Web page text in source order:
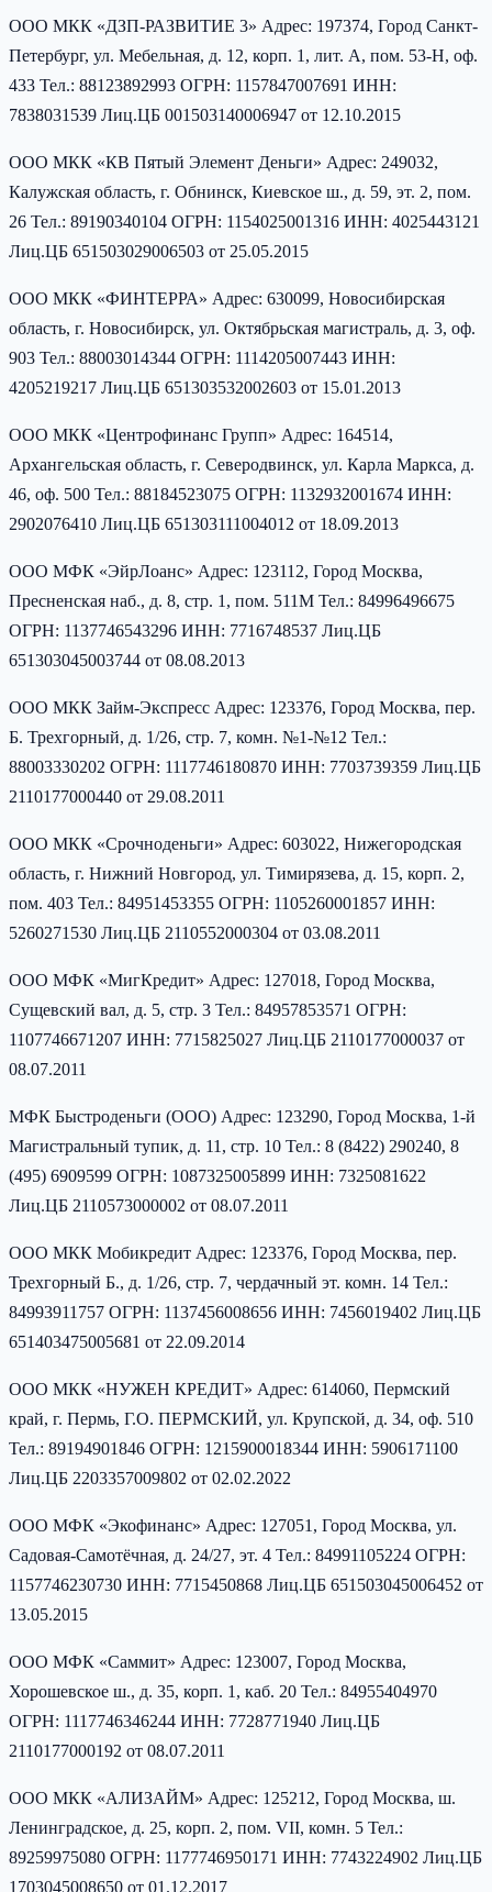
ООО МКК «ДЗП-РАЗВИТИЕ 3» Адрес: 197374, Город Санкт-
Петербург, ул. Мебельная, д. 12, корп. 1, лит. А, пом. 53-Н, оф.
433 Тел.: 88123892993 ОГРН: 1157847007691 ИНН:
7838031539 Лиц.ЦБ 001503140006947 от 12.10.2015
ООО МКК «КВ Пятый Элемент Деньги» Адрес: 249032,
Калужская область, г. Обнинск, Киевское ш., д. 59, эт. 2, пом.
26 Тел.: 89190340104 ОГРН: 1154025001316 ИНН: 4025443121
Лиц.ЦБ 651503029006503 от 25.05.2015
ООО МКК «ФИНТЕРРА» Адрес: 630099, Новосибирская
область, г. Новосибирск, ул. Октябрьская магистраль, д. 3, оф.
903 Тел.: 88003014344 ОГРН: 1114205007443 ИНН:
4205219217 Лиц.ЦБ 651303532002603 от 15.01.2013
ООО МКК «Центрофинанс Групп» Адрес: 164514,
Архангельская область, г. Северодвинск, ул. Карла Маркса, д.
46, оф. 500 Тел.: 88184523075 ОГРН: 1132932001674 ИНН:
2902076410 Лиц.ЦБ 651303111004012 от 18.09.2013
ООО МФК «ЭйрЛоанс» Адрес: 123112, Город Москва,
Пресненская наб., д. 8, стр. 1, пом. 511М Тел.: 84996496675
ОГРН: 1137746543296 ИНН: 7716748537 Лиц.ЦБ
651303045003744 от 08.08.2013
ООО МКК Займ-Экспресс Адрес: 123376, Город Москва, пер.
Б. Трехгорный, д. 1/26, стр. 7, комн. №1-№12 Тел.:
88003330202 ОГРН: 1117746180870 ИНН: 7703739359 Лиц.ЦБ
2110177000440 от 29.08.2011
ООО МКК «Срочноденьги» Адрес: 603022, Нижегородская
область, г. Нижний Новгород, ул. Тимирязева, д. 15, корп. 2,
пом. 403 Тел.: 84951453355 ОГРН: 1105260001857 ИНН:
5260271530 Лиц.ЦБ 2110552000304 от 03.08.2011
ООО МФК «МигКредит» Адрес: 127018, Город Москва,
Сущевский вал, д. 5, стр. 3 Тел.: 84957853571 ОГРН:
1107746671207 ИНН: 7715825027 Лиц.ЦБ 2110177000037 от
08.07.2011
МФК Быстроденьги (ООО) Адрес: 123290, Город Москва, 1-й
Магистральный тупик, д. 11, стр. 10 Тел.: 8 (8422) 290240, 8
(495) 6909599 ОГРН: 1087325005899 ИНН: 7325081622
Лиц.ЦБ 2110573000002 от 08.07.2011
ООО МКК Мобикредит Адрес: 123376, Город Москва, пер.
Трехгорный Б., д. 1/26, стр. 7, чердачный эт. комн. 14 Тел.:
84993911757 ОГРН: 1137456008656 ИНН: 7456019402 Лиц.ЦБ
651403475005681 от 22.09.2014
ООО МКК «НУЖЕН КРЕДИТ» Адрес: 614060, Пермский
край, г. Пермь, Г.О. ПЕРМСКИЙ, ул. Крупской, д. 34, оф. 510
Тел.: 89194901846 ОГРН: 1215900018344 ИНН: 5906171100
Лиц.ЦБ 2203357009802 от 02.02.2022
ООО МФК «Экофинанс» Адрес: 127051, Город Москва, ул.
Садовая-Самотёчная, д. 24/27, эт. 4 Тел.: 84991105224 ОГРН:
1157746230730 ИНН: 7715450868 Лиц.ЦБ 651503045006452 от
13.05.2015
ООО МФК «Саммит» Адрес: 123007, Город Москва,
Хорошевское ш., д. 35, корп. 1, каб. 20 Тел.: 84955404970
ОГРН: 1117746346244 ИНН: 7728771940 Лиц.ЦБ
2110177000192 от 08.07.2011
ООО МКК «АЛИЗАЙМ» Адрес: 125212, Город Москва, ш.
Ленинградское, д. 25, корп. 2, пом. VII, комн. 5 Тел.:
89259975080 ОГРН: 1177746950171 ИНН: 7743224902 Лиц.ЦБ
1703045008650 от 01.12.2017